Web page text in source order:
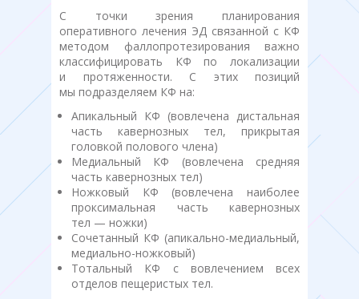
С точки зрения планирования
оперативного лечения ЭД связанной с КФ
методом фаллопротезирования важно
классифицировать КФ по локализации
и протяженности. С этих позиций
мы подразделяем КФ на:
Апикальный КФ (вовлечена дистальная
часть кавернозных тел, прикрытая
головкой полового члена)
Медиальный КФ (вовлечена средняя
часть кавернозных тел)
Ножковый КФ (вовлечена наиболее
проксимальная часть кавернозных
тел — ножки)
Сочетанный КФ (апикально-медиальный,
медиально-ножковый)
Тотальный КФ с вовлечением всех
отделов пещеристых тел.